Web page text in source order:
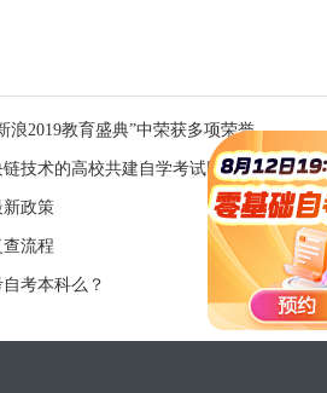
浪2019教育盛典”中荣获多项荣誉
技术的高校共建自学考试网络助学平台
新政策
流程
考本科么？